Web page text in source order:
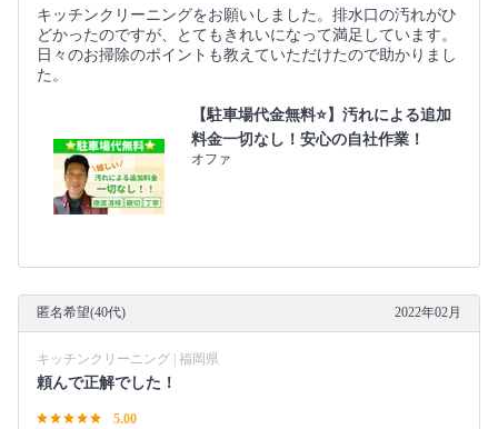
キッチンクリーニングをお願いしました。排水口の汚れがひ
どかったのですが、とてもきれいになって満足しています。
日々のお掃除のポイントも教えていただけたので助かりまし
た。
【駐車場代金無料⭐️】汚れによる追加
料金一切なし！安心の自社作業！
オファ
匿名希望(40代) 2022年02月
キッチンクリーニング | 福岡県
頼んで正解でした！
5.00